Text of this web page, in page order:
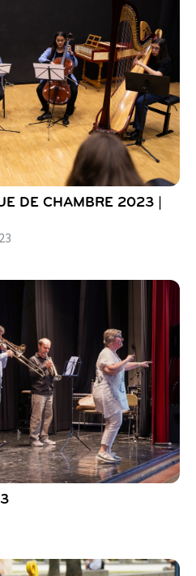
DE CHAMBRE 2023 |